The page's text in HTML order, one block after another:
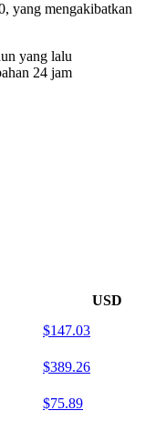
yang mengakibatkan
yang lalu
24 jam
USD
$147.03
$389.26
$75.89